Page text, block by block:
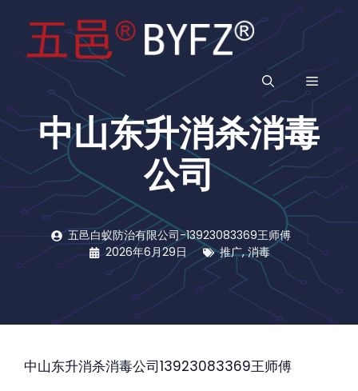
菜
单
中山东升消杀消毒
公司
五邑白蚁防治有限公司-13923083369王师傅
2026年6月29日
推广,消毒
中山东升消杀消毒公司13923083369王师傅